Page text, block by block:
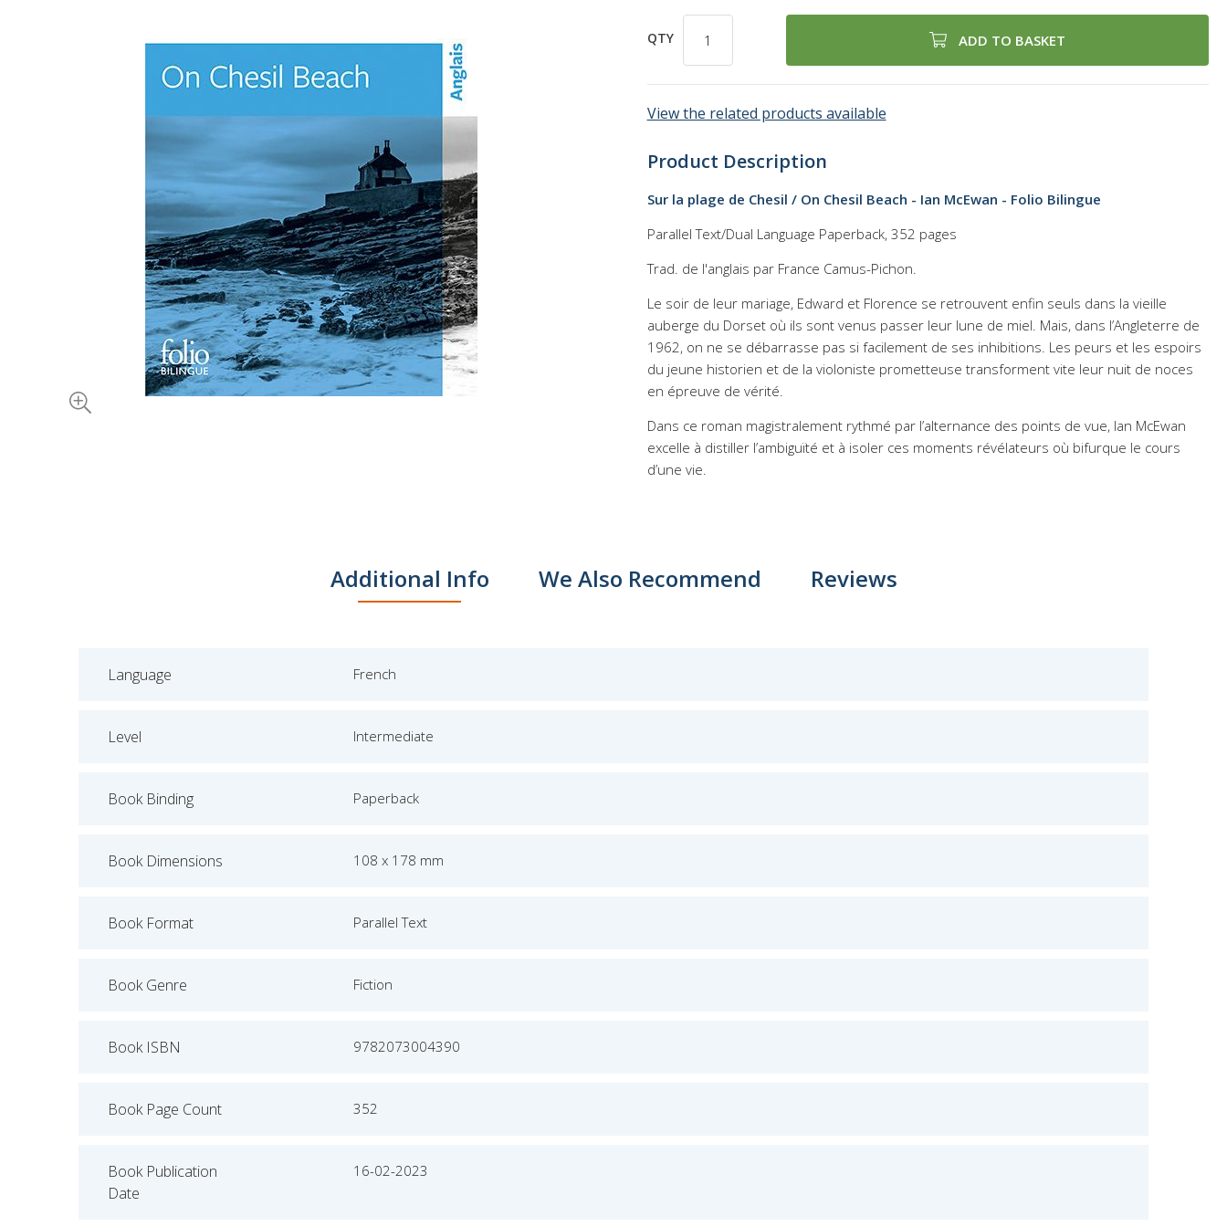
QTY ADD TO BASKET
View the related products available
Product Description
Sur la plage de Chesil / On Chesil Beach - Ian McEwan - Folio Bilingue
Parallel Text/Dual Language Paperback, 352 pages
Trad. de l'anglais par France Camus-Pichon.
Le soir de leur mariage, Edward et Florence se retrouvent enfin seuls dans la vieille
auberge du Dorset où ils sont venus passer leur lune de miel. Mais, dans l’Angleterre de
1962, on ne se débarrasse pas si facilement de ses inhibitions. Les peurs et les espoirs
du jeune historien et de la violoniste prometteuse transforment vite leur nuit de noces
en épreuve de vérité.
Dans ce roman magistralement rythmé par l’alternance des points de vue, Ian McEwan
excelle à distiller l’ambiguïté et à isoler ces moments révélateurs où bifurque le cours
d’une vie.
Additional Info We Also Recommend Reviews
Language French
Level Intermediate
Book Binding Paperback
Book Dimensions 108 x 178 mm
Book Format Parallel Text
Book Genre Fiction
Book ISBN 9782073004390
Book Page Count 352
Book Publication
Date
16-02-2023